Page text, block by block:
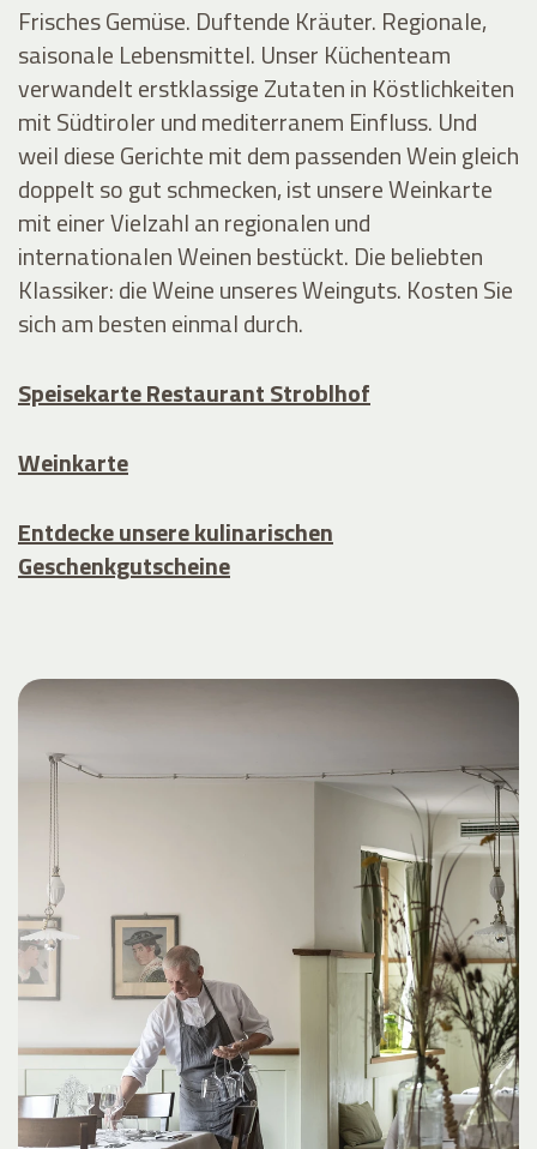
Frisches Gemüse. Duftende Kräuter. Regionale,
saisonale Lebensmittel. Unser Küchenteam
verwandelt erstklassige Zutaten in Köstlichkeiten
mit Südtiroler und mediterranem Einfluss. Und
weil diese Gerichte mit dem passenden Wein gleich
doppelt so gut schmecken, ist unsere Weinkarte
mit einer Vielzahl an regionalen und
internationalen Weinen bestückt. Die beliebten
Klassiker: die Weine unseres Weinguts. Kosten Sie
sich am besten einmal durch.
Speisekarte Restaurant Stroblhof
Weinkarte
Entdecke unsere kulinarischen
Geschenkgutscheine